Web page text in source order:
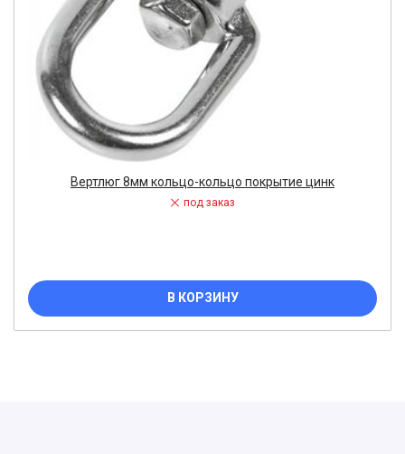
Вертлюг 8мм кольцо-кольцо покрытие цинк
под заказ
В КОРЗИНУ